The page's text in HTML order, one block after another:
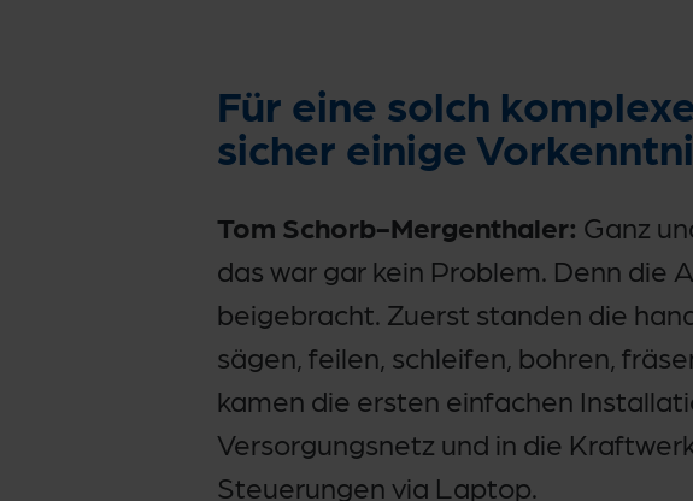
Für eine solch
sicher einige
Tom Schorb-Mergenthaler: Ganz
das war gar kein Problem. Denn die
beigebracht. Zuerst standen die
sägen, feilen, schleifen, bohren,
kamen die ersten einfachen
Versorgungsnetz und in die
Steuerungen via Laptop.